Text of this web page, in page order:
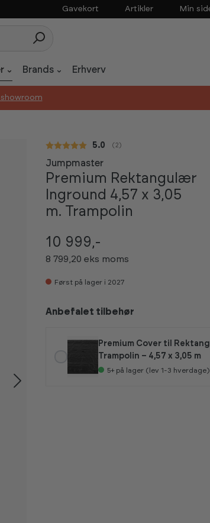
Gavekort Artikler Min
Brands Erhverv
Gennemsnitlig vurdering:
5.0 ( stemmer:
2 )
Jumpmaster
Premium Rektangulær
Inground 4,57 x 3,05
m. Trampolin
10 999,-
8 799,20 eks moms
Først på lager i 2027
Anbefalet tilbehør
Premium Cover til
Trampolin – 4,57 x 3,05 m
5+ på lager (lev 1-3 hverdage)